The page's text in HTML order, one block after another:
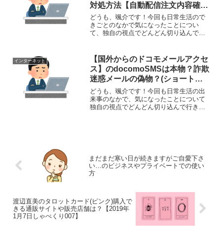
対処方法【自動配信注文内容確
認】
どうも、颯介です！今回も日常生活ので
きごとのなかで気になったことについ
て、独自の視点でどんどん切り込んで行
のは、『Ease Space-イーズスペース』
と名乗る相手から...
インターネット
【国外からのドコモメールアクセ
ス】のdocomoSMSは本物？詐欺
迷惑メールの偽物？(ショートメ
ール)【対処方法】
どうも、颯介です！今回も日常生活の出
来事のなかで、気になったことについて
独自の視点でどんどん切り込んで行きた
まだまだ寒い日が続きますがご自愛下さ
い…のビジネスやプライベートでの使い
方
渡辺直美のタロットカード(ピンク)購入で
きる通販サイトや販売店舗は？【2019年
1月7日しゃべくり007】